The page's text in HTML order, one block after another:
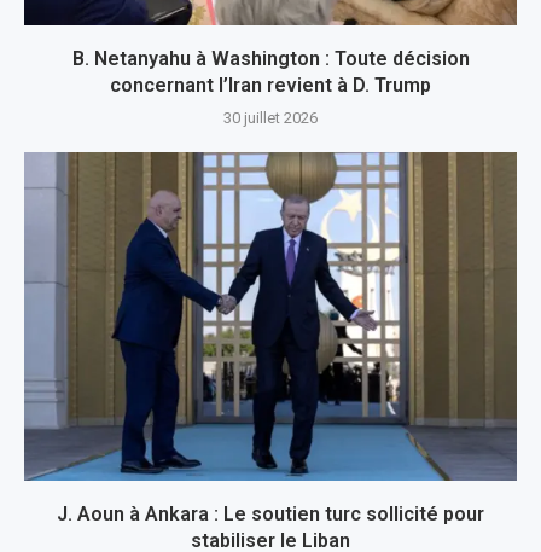
B. Netanyahu à Washington : Toute décision
concernant l’Iran revient à D. Trump
30 juillet 2026
J. Aoun à Ankara : Le soutien turc sollicité pour
stabiliser le Liban